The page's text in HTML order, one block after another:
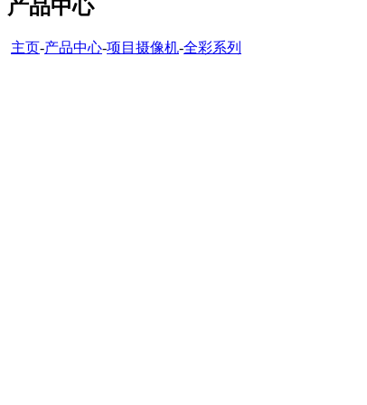
产品中心
主页-产品中心-项目摄像机-全彩系列